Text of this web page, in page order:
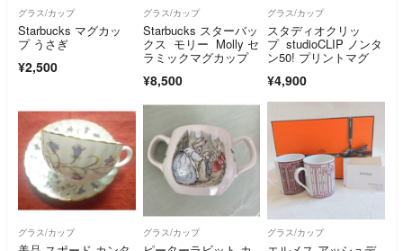
グラス/カップ
Starbucks マグカッ
プ うさぎ
¥2,500
グラス/カップ
Starbucks スターバッ
クス モリー Molly セ
ラミックマグカップ
¥8,500
グラス/カップ
スタディオクリッ
プ studioCLIP ノンタ
ン50! プリントマグ
¥4,900
グラス/カップ グラス/カップ グラス/カップ